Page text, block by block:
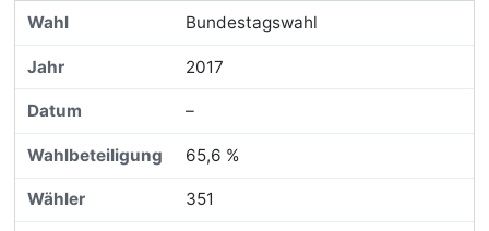
Bundestagswahl
2017
–
65,6 %
351